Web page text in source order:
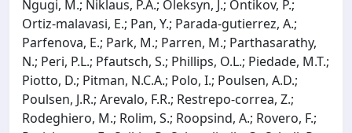
Ngugi, M.; Niklaus, P.A.; Oleksyn, J.; Ontikov, P.;
Ortiz‐malavasi, E.; Pan, Y.; Parada‐gutierrez, A.;
Parfenova, E.; Park, M.; Parren, M.; Parthasarathy,
N.; Peri, P.L.; Pfautsch, S.; Phillips, O.L.; Piedade, M.T.;
Piotto, D.; Pitman, N.C.A.; Polo, I.; Poulsen, A.D.;
Poulsen, J.R.; Arevalo, F.R.; Restrepo‐correa, Z.;
Rodeghiero, M.; Rolim, S.; Roopsind, A.; Rovero, F.;